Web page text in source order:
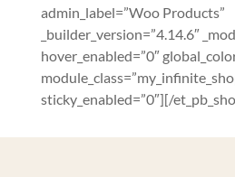
admin_label=”Woo Products”
_builder_version=”4.14.6″
hover_enabled=”0″
sticky_enabled=”0″][/